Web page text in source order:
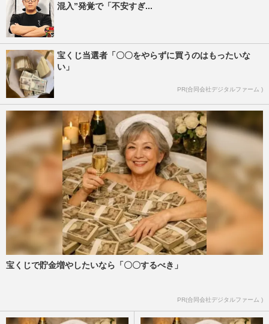
混入”発覚で「不安すぎ...
宝くじ当選者「〇〇をやらずに買うのはもったいな
い」
PR(合同会社デジタルファーム )
宝くじで貯金増やしたいなら「〇〇するべき」
PR(合同会社デジタルファーム )